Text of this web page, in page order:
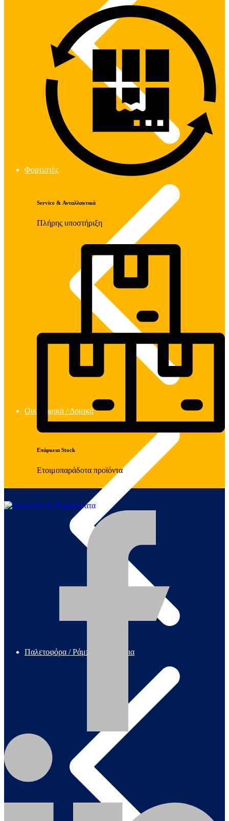
Φορτιστές
Οικοδομικά / Δομικά
Παλετοφόρα / Ράμπες / Καρότσια
Service & Ανταλλακτικά
Πλήρης υποστήριξη
Επάρκεια Stock
Ετοιμοπαράδοτα προϊόντα